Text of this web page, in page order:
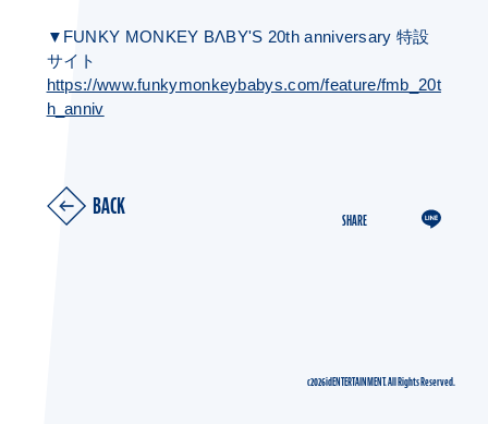
▼FUNKY MONKEY BΛBY'S 20th anniversary 特設
サイト
https://www.funkymonkeybabys.com/feature/fmb_20t
h_anniv
SHARE
BACK
c2026idENTERTAINMENT. All Rights Reserved.